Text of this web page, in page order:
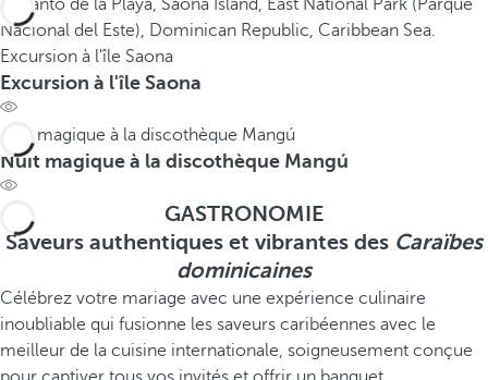
Excursion à l'île Saona
Excursion à l'île Saona
Nuit magique à la discothèque Mangú
Nuit magique à la discothèque Mangú
GASTRONOMIE
Saveurs authentiques et vibrantes des Caraïbes
dominicaines
Célébrez votre mariage avec une expérience culinaire
inoubliable qui fusionne les saveurs caribéennes avec le
meilleur de la cuisine internationale, soigneusement conçue